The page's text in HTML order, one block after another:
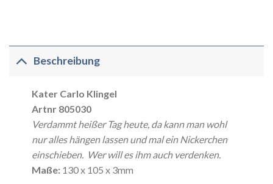
Beschreibung
Kater Carlo Klingel
Artnr 805030
Verdammt heißer Tag heute, da kann man wohl
nur alles hängen lassen und mal ein Nickerchen
einschieben. Wer will es ihm auch verdenken.
Maße: 130 x 105 x 3mm